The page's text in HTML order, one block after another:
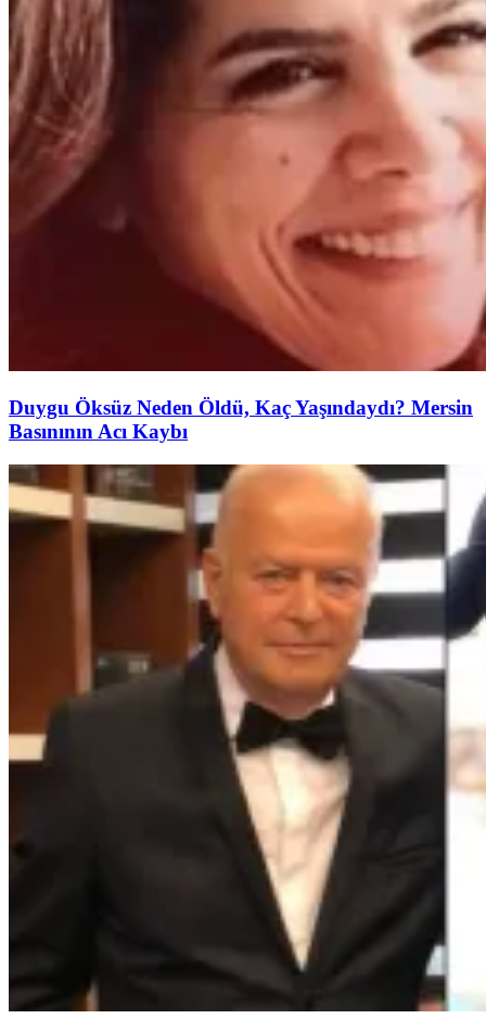
Duygu Öksüz Neden Öldü, Kaç Yaşındaydı? Mersin
Basınının Acı Kaybı